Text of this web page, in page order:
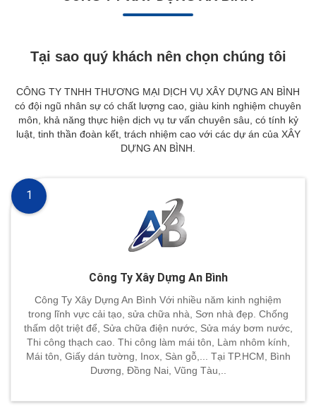
Tại sao quý khách nên chọn chúng tôi
CÔNG TY TNHH THƯƠNG MẠI DỊCH VỤ XÂY DỰNG AN BÌNH
có đội ngũ nhân sự có chất lượng cao, giàu kinh nghiệm chuyên
môn, khả năng thực hiện dịch vụ tư vấn chuyên sâu, có tính kỷ
luật, tinh thần đoàn kết, trách nhiệm cao với các dự án của XÂY
DỰNG AN BÌNH.
Công Ty Xây Dựng An Bình
Công Ty Xây Dựng An Bình Với nhiều năm kinh nghiệm
trong lĩnh vực cải tạo, sửa chữa nhà, Sơn nhà đẹp. Chống
thấm dột triệt để, Sửa chữa điện nước, Sửa máy bơm nước,
Thi công thạch cao. Thi công làm mái tôn, Làm nhôm kính,
Mái tôn, Giấy dán tường, Inox, Sàn gỗ,... Tại TP.HCM, Bình
Dương, Đồng Nai, Vũng Tàu,..
1